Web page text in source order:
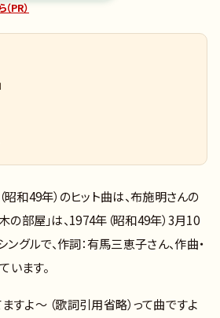
PR）
和49年）のヒット曲は、布施明さんの
木の部屋」は、1974年（昭和49年）3月10
グルで、作詞：有馬三恵子さん、作曲・
います。
ますよ～ （歌詞引用省略）って曲ですよ